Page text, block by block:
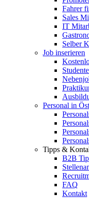
Fahrer
Sales
IT
Selber
Job inserieren
Personal in
Tipps &
B2B
FAQ
Kontakt